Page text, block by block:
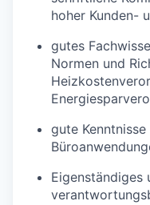
hoher Kunden-
gutes
Normen und
gute
Eigenständiges